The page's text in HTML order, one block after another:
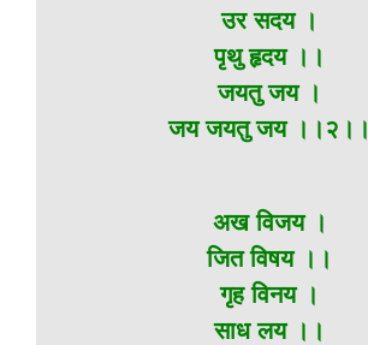
उर सदय ।
पृथु हृदय ।।
जयतु जय ।
जय जयतु जय ।।२।।
अख विजय ।
जित विषय ।।
गृह विनय ।
साध लय ।।